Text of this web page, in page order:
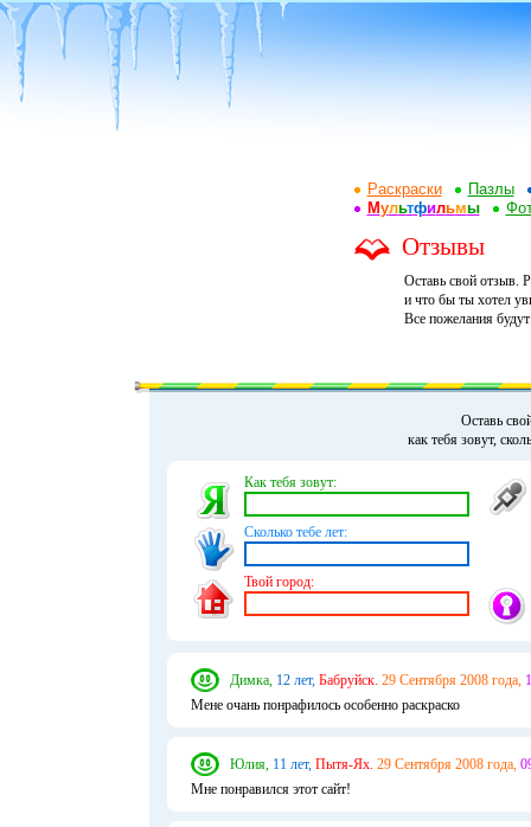
Раскраски
Пазлы
Мультфильмы
Отзывы
Оставь свой отзыв.
и что бы ты хотел
Все пожелания
Оставь
как тебя зовут,
Как тебя зовут:
Сколько тебе лет:
Твой город:
Димка, 12 лет, Бабруйск. 29 Сентября 2008 года,
Мене очань понрафилось особенно раскраско
Юлия, 11 лет, Пытя-Ях. 29 Сентября 2008 года,
Мне понравился этот сайт!